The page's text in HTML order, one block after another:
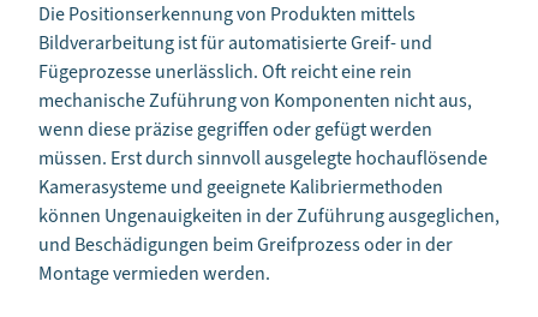
Die Positionserkennung von Produkten mittels
Bildverarbeitung ist für automatisierte Greif- und
Fügeprozesse unerlässlich. Oft reicht eine rein
mechanische Zuführung von Komponenten nicht aus,
wenn diese präzise gegriffen oder gefügt werden
müssen. Erst durch sinnvoll ausgelegte hochauflösende
Kamerasysteme und geeignete Kalibriermethoden
können Ungenauigkeiten in der Zuführung ausgeglichen,
und Beschädigungen beim Greifprozess oder in der
Montage vermieden werden.